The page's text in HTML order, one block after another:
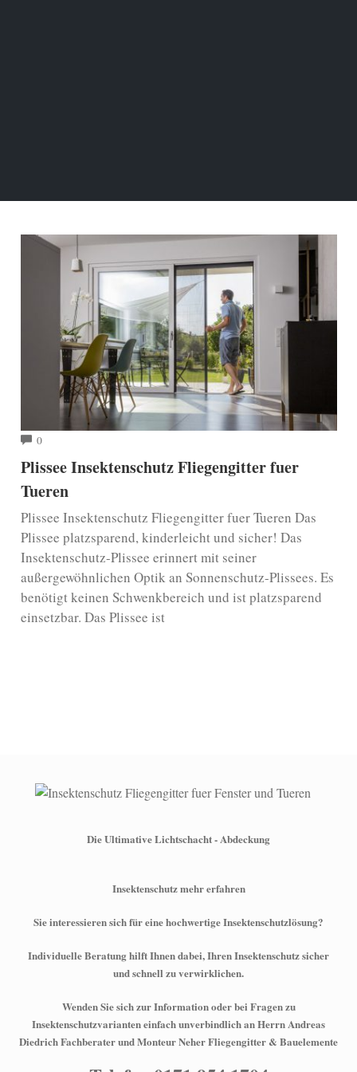
0COMMENTS
Plissee Insektenschutz Fliegengitter fuer
Tueren
Plissee Insektenschutz Fliegengitter fuer Tueren Das
Plissee platzsparend, kinderleicht und sicher! Das
Insektenschutz-Plissee erinnert mit seiner
außergewöhnlichen Optik an Sonnenschutz-Plissees. Es
benötigt keinen Schwenkbereich und ist platzsparend
einsetzbar. Das Plissee ist
Die Ultimative Lichtschacht - Abdeckung
Insektenschutz mehr erfahren
Sie interessieren sich für eine hochwertige Insektenschutzlösung?
Individuelle Beratung hilft Ihnen dabei, Ihren Insektenschutz sicher
und schnell zu verwirklichen.
Wenden Sie sich zur Information oder bei Fragen zu
Insektenschutzvarianten einfach unverbindlich an Herrn Andreas
Diedrich Fachberater und Monteur Neher Fliegengitter & Bauelemente